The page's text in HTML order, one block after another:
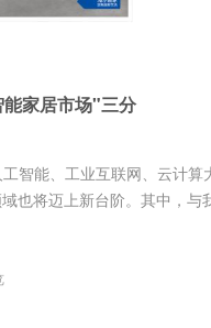
家居市场"三分
智能、工业互联网、云计
也将迈上新台阶。其中，与